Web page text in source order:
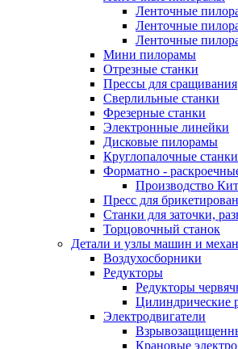
Ленточные
Ленточные
Ленточные
Мини пилорамы
Отрезные станки
Прессы для сращивания
Сверлильные станки
Фрезерные станки
Электронные линейки
Дисковые пилорамы
Круглопалочные станки
Форматно -
Производство
Пресс для
Станки для заточки,
Торцовочный станок
Детали и узлы машин и
Воздухосборники
Редукторы
Редукторы
Цилиндрические
Электродвигатели
Крановые